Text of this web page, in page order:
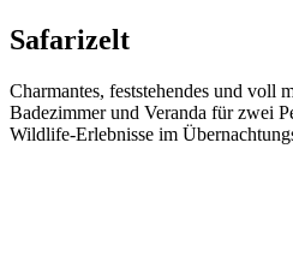
Safarizelt
Charmantes, feststehendes und voll
Badezimmer und Veranda für zwei
Wildlife-Erlebnisse im